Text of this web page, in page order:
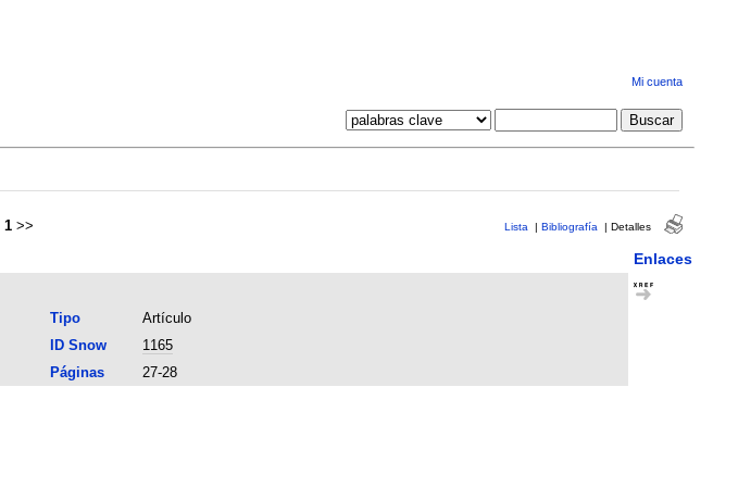
Mi cuenta
1 >> Lista | Bibliografía | Detalles
Enlaces
Tipo
Artículo
ID Snow
1165
Páginas
27-28